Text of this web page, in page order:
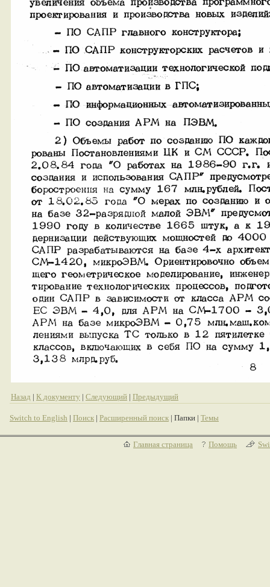
Назад | К документу | Следующий | Предыдущий
Switch to English | Поиск | Расширенный поиск | Папки | Темы
Главная страница Помощь